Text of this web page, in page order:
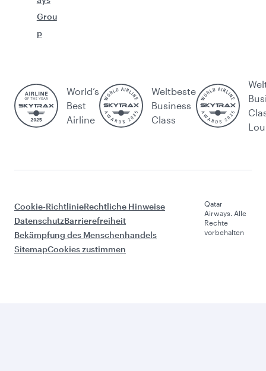
Grou
p
World’s
Best
Airline
Weltbeste
Business
Class
Cookie-RichtlinieRechtliche Hinweise
DatenschutzBarrierefreiheit
Bekämpfung des Menschenhandels
SitemapCookies zustimmen
Qatar
Airways. Alle
Rechte
vorbehalten